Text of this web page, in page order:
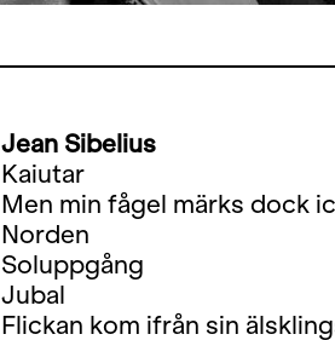
Jean Sibelius
Kaiutar
Men min fågel märks dock
Norden
Soluppgång
Jubal
Flickan kom ifrån sin